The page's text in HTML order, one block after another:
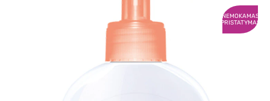
NEMOKAMAS
PRISTATYMAS